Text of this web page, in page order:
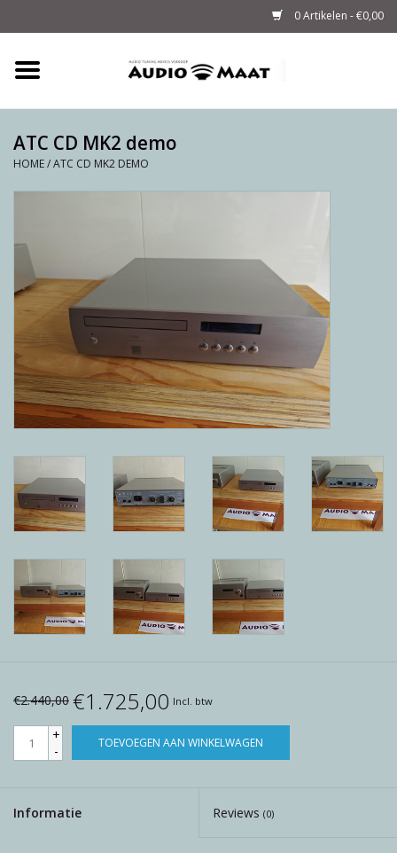
0 Artikelen - €0,00
Tuning
Audio
Sale
Info
Reviews
Blog
Merken
ATC CD MK2 demo
HOME/ATC CD MK2 DEMO
€2.440,00 €1.725,00 Incl. btw
+
-
TOEVOEGEN AAN WINKELWAGEN
Informatie Reviews (0)